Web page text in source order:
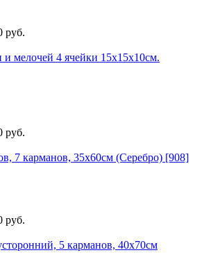
руб.
мелочей 4 ячейки 15х15х10см.
руб.
7 карманов, 35х60см (Серебро) [908]
руб.
5 карманов, 40х70см